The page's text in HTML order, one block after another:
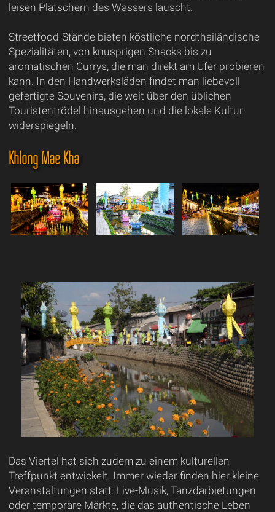
leisen Plätschern des Wassers lauscht.
Streetfood-Stände bieten köstliche nordthailändische
Spezialitäten, von knusprigen Snacks bis zu
aromatischen Currys, die man direkt am Ufer probieren
kann. In den Handwerksläden findet man liebevoll
gefertigte Souvenirs, die weit über den üblichen
Touristentrödel hinausgehen und die lokale Kultur
widerspiegeln.
Khlong Mae Kha
Das Viertel hat sich zudem zu einem kulturellen
Treffpunkt entwickelt. Immer wieder finden hier kleine
Veranstaltungen statt: Live-Musik, Tanzdarbietungen
oder temporäre Märkte, die das authentische Leben